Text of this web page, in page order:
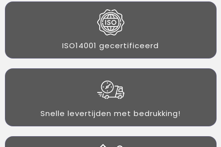
ISO14001 gecertificeerd
Snelle levertijden met bedrukking!